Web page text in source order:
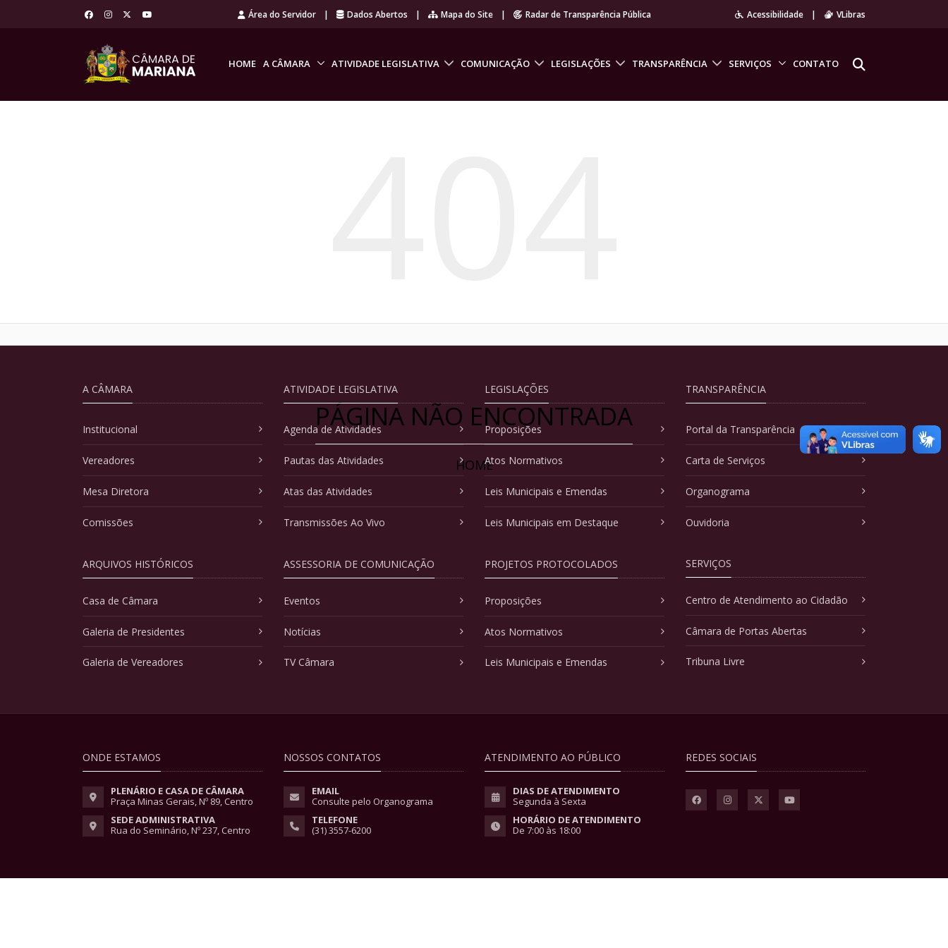
Área do Servidor | Dados Abertos | Mapa do Site | Radar de Transparência Pública Acessibilidade | VLibras
HOME A CÂMARA ATIVIDADE LEGISLATIVA COMUNICAÇÃO LEGISLAÇÕES TRANSPARÊNCIA SERVIÇOS CONTATO
PÁGINA NÃO ENCONTRADA
HOME
A CÂMARA
Institucional
Vereadores
Mesa Diretora
Comissões
ARQUIVOS HISTÓRICOS
Casa de Câmara
Galeria de Presidentes
Galeria de Vereadores
ATIVIDADE LEGISLATIVA
Agenda de Atividades
Pautas das Atividades
Atas das Atividades
Transmissões Ao Vivo
ASSESSORIA DE COMUNICAÇÃO
Eventos
Notícias
TV Câmara
LEGISLAÇÕES
Proposições
Atos Normativos
Leis Municipais e Emendas
Leis Municipais em Destaque
PROJETOS PROTOCOLADOS
Proposições
Atos Normativos
Leis Municipais e Emendas
TRANSPARÊNCIA
Portal da Transparência
Carta de Serviços
Organograma
Ouvidoria
SERVIÇOS
Centro de Atendimento ao Cidadão
Câmara de Portas Abertas
Tribuna Livre
ONDE ESTAMOS
PLENÁRIO E CASA DE CÂMARA
Praça Minas Gerais, Nº 89, Centro
SEDE ADMINISTRATIVA
Rua do Seminário, Nº 237, Centro
NOSSOS CONTATOS
EMAIL
Consulte pelo Organograma
TELEFONE
(31) 3557-6200
ATENDIMENTO AO PÚBLICO
DIAS DE ATENDIMENTO
Segunda à Sexta
HORÁRIO DE ATENDIMENTO
De 7:00 às 18:00
REDES SOCIAIS